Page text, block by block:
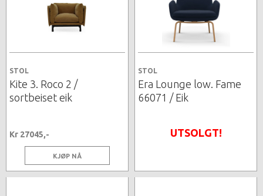
STOL
Kite 3. Roco 2 /
sortbeiset eik
Kr 27045,-
KJØP NÅ
STOL
Era Lounge low. Fame
66071 / Eik
UTSOLGT!